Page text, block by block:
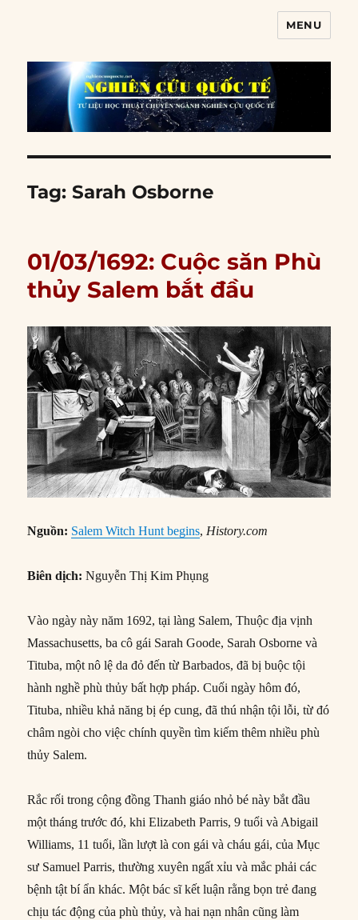
MENU
Tag:Sarah Osborne
01/03/1692: Cuộc săn Phù
thủy Salem bắt đầu
Nguồn: Salem Witch Hunt begins,History.com
Biên dịch: Nguyễn Thị Kim Phụng
Vào ngày này năm 1692, tại làng Salem, Thuộc địa vịnh
Massachusetts, ba cô gái Sarah Goode, Sarah Osborne và
Tituba, một nô lệ da đỏ đến từ Barbados, đã bị buộc tội
hành nghề phù thủy bất hợp pháp. Cuối ngày hôm đó,
Tituba, nhiều khả năng bị ép cung, đã thú nhận tội lỗi, từ đó
châm ngòi cho việc chính quyền tìm kiếm thêm nhiều phù
thủy Salem.
Rắc rối trong cộng đồng Thanh giáo nhỏ bé này bắt đầu
một tháng trước đó, khi Elizabeth Parris, 9 tuổi và Abigail
Williams, 11 tuổi, lần lượt là con gái và cháu gái, của Mục
sư Samuel Parris, thường xuyên ngất xỉu và mắc phải các
bệnh tật bí ẩn khác. Một bác sĩ kết luận rằng bọn trẻ đang
chịu tác động của phù thủy, và hai nạn nhân cũng làm